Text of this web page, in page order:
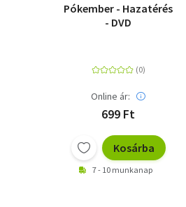
Pókember - Hazatérés
- DVD
Online ár:
699 Ft
Kosárba
7 - 10 munkanap